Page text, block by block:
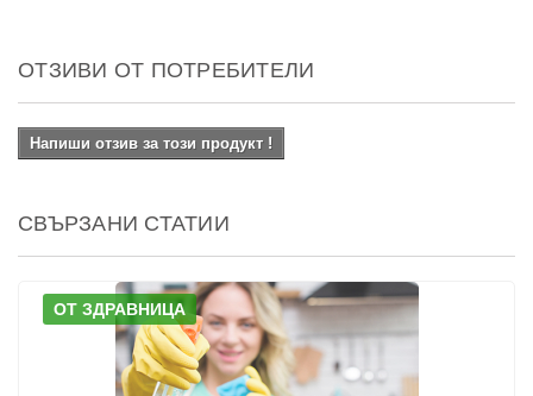
ОТЗИВИ ОТ ПОТРЕБИТЕЛИ
Напиши отзив за този продукт !
СВЪРЗАНИ СТАТИИ
ОТ ЗДРАВНИЦА